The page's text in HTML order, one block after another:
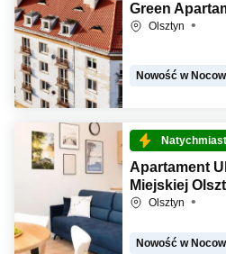
Green
Olsztyn
Nowość w
Apartament
Miejskiej
Olsztyn
Nowość w